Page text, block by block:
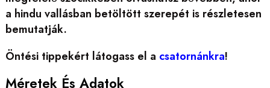
a hindu vallásban betöltött szerepét is részletesen
bemutatják.
Öntési tippekért látogass el a csatornánkra!
Méretek És Adatok